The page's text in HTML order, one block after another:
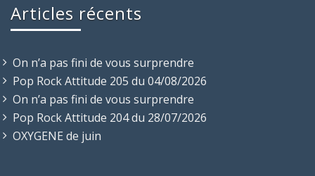
Articles récents
On n’a pas fini de vous surprendre
Pop Rock Attitude 205 du 04/08/2026
On n’a pas fini de vous surprendre
Pop Rock Attitude 204 du 28/07/2026
OXYGENE de juin